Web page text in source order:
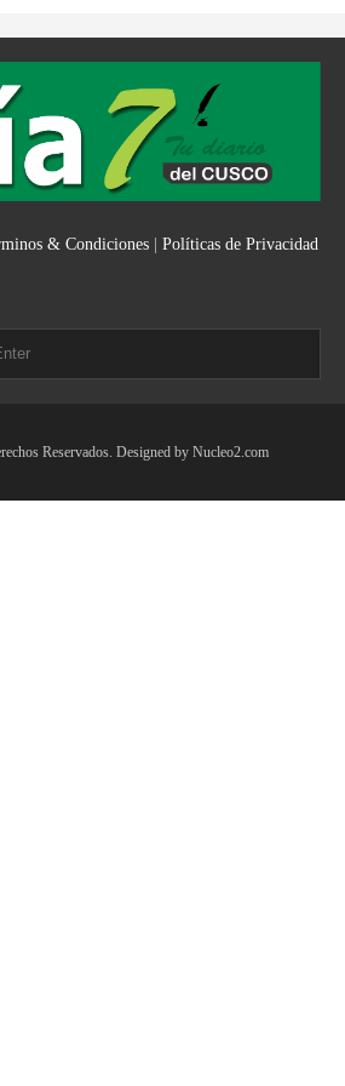
& Condiciones| Políticas de Privacidad
Reservados. Designed by Nucleo2.com